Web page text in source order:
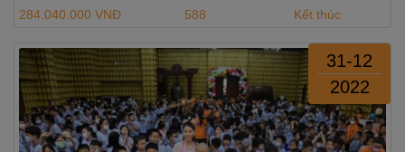
284.040.000 VNĐ
588
Kết thúc
31-12
2022